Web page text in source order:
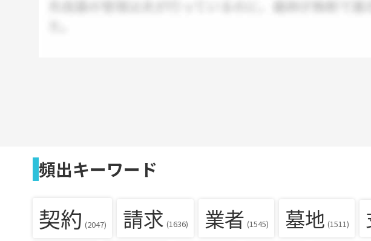
頻出キーワード
契約 (2047) 請求 (1636) 業者 (1545) 墓地 (1511)